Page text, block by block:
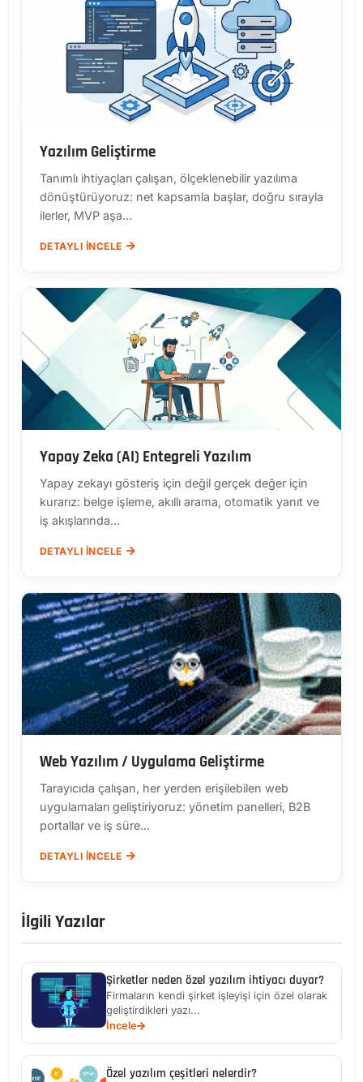
Yazılım Geliştirme
Tanımlı ihtiyaçları çalışan, ölçeklenebilir yazılıma
dönüştürüyoruz: net kapsamla başlar, doğru sırayla
ilerler, MVP aşa...
DETAYLI İNCELE
Yapay Zeka (AI) Entegreli Yazılım
Yapay zekayı gösteriş için değil gerçek değer için
kurarız: belge işleme, akıllı arama, otomatik yanıt ve
iş akışlarında...
DETAYLI İNCELE
Web Yazılım / Uygulama Geliştirme
Tarayıcıda çalışan, her yerden erişilebilen web
uygulamaları geliştiriyoruz: yönetim panelleri, B2B
portallar ve iş süre...
DETAYLI İNCELE
İlgili Yazılar
Şirketler neden özel yazılım ihtiyacı duyar?
Firmaların kendi şirket işleyişi için özel olarak
geliştirdikleri yazı...
İncele
Özel yazılım çeşitleri nelerdir?